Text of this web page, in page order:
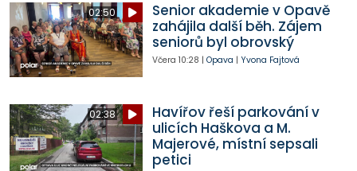
02:50
Senior akademie v Opavě
zahájila další běh. Zájem
seniorů byl obrovský
Včera 10:28 | Opava | Yvona Fajtová
02:38
Havířov řeší parkování v
ulicích Haškova a M.
Majerové, místní sepsali
petici